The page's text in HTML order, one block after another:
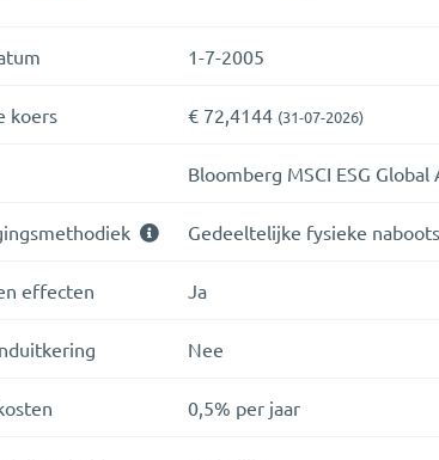
1-7-2005
koers € 72,4144 (31-07-2026)
Bloomberg MSCI ESG
Gedeeltelijke fysieke
effecten Ja
Nee
0,5% per jaar